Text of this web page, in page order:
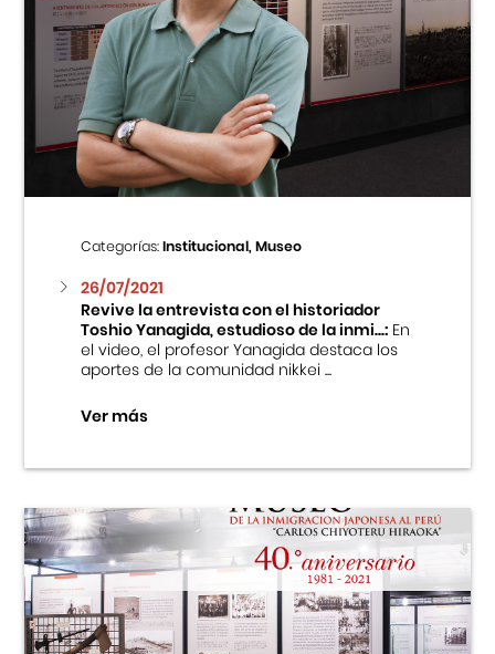
Categorías:Institucional, Museo
26/07/2021
Revive la entrevista con el historiador
Toshio Yanagida, estudioso de la inmi...:En
el video, el profesor Yanagida destaca los
aportes de la comunidad nikkei ...
Ver más